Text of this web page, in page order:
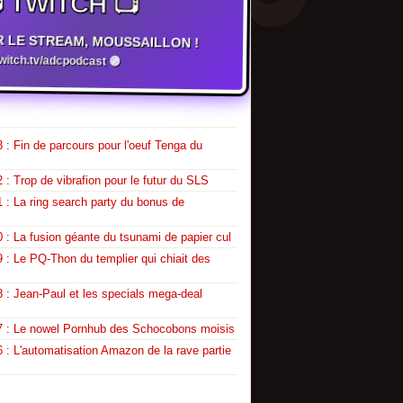
LE STREAM, MOUSSAILLON !
adcpodcast 🟣
: Fin de parcours pour l'oeuf Tenga du
: Trop de vibrafion pour le futur du SLS
: La ring search party du bonus de
: La fusion géante du tsunami de papier cul
: Le PQ-Thon du templier qui chiait des
: Jean-Paul et les specials mega-deal
: Le nowel Pornhub des Schocobons moisis
: L'automatisation Amazon de la rave partie